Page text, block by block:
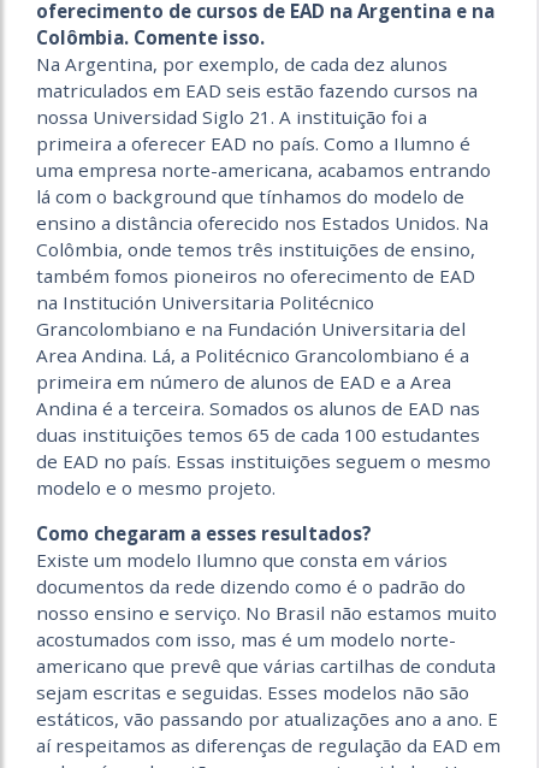
oferecimento de cursos de EAD na Argentina e na
Colômbia. Comente isso.
Na Argentina, por exemplo, de cada dez alunos
matriculados em EAD seis estão fazendo cursos na
nossa Universidad Siglo 21. A instituição foi a
primeira a oferecer EAD no país. Como a Ilumno é
uma empresa norte-americana, acabamos entrando
lá com o background que tínhamos do modelo de
ensino a distância oferecido nos Estados Unidos. Na
Colômbia, onde temos três instituições de ensino,
também fomos pioneiros no oferecimento de EAD
na Institución Universitaria Politécnico
Grancolombiano e na Fundación Universitaria del
Area Andina. Lá, a Politécnico Grancolombiano é a
primeira em número de alunos de EAD e a Area
Andina é a terceira. Somados os alunos de EAD nas
duas instituições temos 65 de cada 100 estudantes
de EAD no país. Essas instituições seguem o mesmo
modelo e o mesmo projeto.
Como chegaram a esses resultados?
Existe um modelo Ilumno que consta em vários
documentos da rede dizendo como é o padrão do
nosso ensino e serviço. No Brasil não estamos muito
acostumados com isso, mas é um modelo norte-
americano que prevê que várias cartilhas de conduta
sejam escritas e seguidas. Esses modelos não são
estáticos, vão passando por atualizações ano a ano. E
aí respeitamos as diferenças de regulação da EAD em